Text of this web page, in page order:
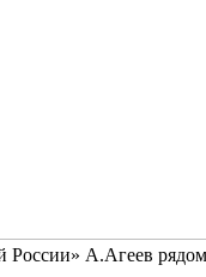
России» А.Агеев